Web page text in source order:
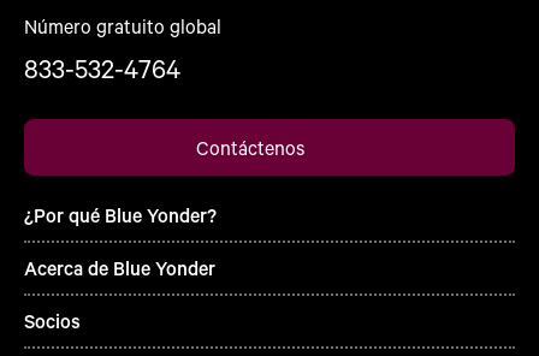
Número gratuito global
833-532-4764
Contáctenos
¿Por qué Blue Yonder?
Acerca de Blue Yonder
Socios